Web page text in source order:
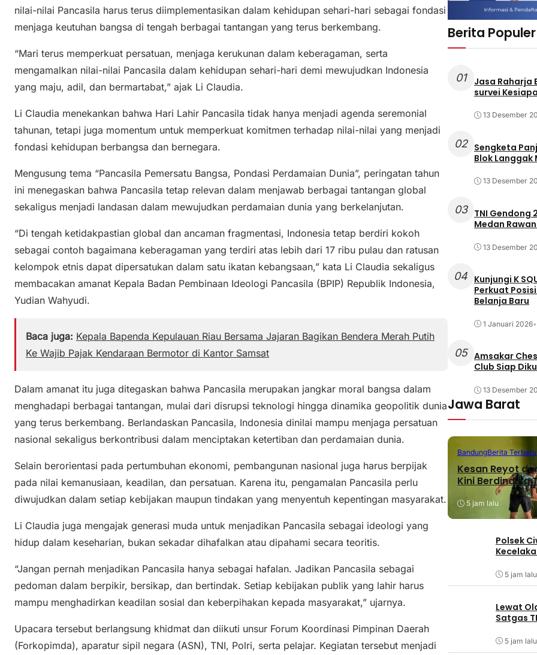
nilai-nilai Pancasila harus terus diimplementasikan dalam kehidupan sehari-hari sebagai fondasi
menjaga keutuhan bangsa di tengah berbagai tantangan yang terus berkembang.
“Mari terus memperkuat persatuan, menjaga kerukunan dalam keberagaman, serta
mengamalkan nilai-nilai Pancasila dalam kehidupan sehari-hari demi mewujudkan Indonesia
yang maju, adil, dan bermartabat,” ajak Li Claudia.
Li Claudia menekankan bahwa Hari Lahir Pancasila tidak hanya menjadi agenda seremonial
tahunan, tetapi juga momentum untuk memperkuat komitmen terhadap nilai-nilai yang menjadi
fondasi kehidupan berbangsa dan bernegara.
Mengusung tema “Pancasila Pemersatu Bangsa, Pondasi Perdamaian Dunia”, peringatan tahun
ini menegaskan bahwa Pancasila tetap relevan dalam menjawab berbagai tantangan global
sekaligus menjadi landasan dalam mewujudkan perdamaian dunia yang berkelanjutan.
“Di tengah ketidakpastian global dan ancaman fragmentasi, Indonesia tetap berdiri kokoh
sebagai contoh bagaimana keberagaman yang terdiri atas lebih dari 17 ribu pulau dan ratusan
kelompok etnis dapat dipersatukan dalam satu ikatan kebangsaan,” kata Li Claudia sekaligus
membacakan amanat Kepala Badan Pembinaan Ideologi Pancasila (BPIP) Republik Indonesia,
Yudian Wahyudi.
Baca juga: Kepala Bapenda Kepulauan Riau Bersama Jajaran Bagikan Bendera Merah Putih
Ke Wajib Pajak Kendaraan Bermotor di Kantor Samsat
Dalam amanat itu juga ditegaskan bahwa Pancasila merupakan jangkar moral bangsa dalam
menghadapi berbagai tantangan, mulai dari disrupsi teknologi hingga dinamika geopolitik dunia
yang terus berkembang. Berlandaskan Pancasila, Indonesia dinilai mampu menjaga persatuan
nasional sekaligus berkontribusi dalam menciptakan ketertiban dan perdamaian dunia.
Selain berorientasi pada pertumbuhan ekonomi, pembangunan nasional juga harus berpijak
pada nilai kemanusiaan, keadilan, dan persatuan. Karena itu, pengamalan Pancasila perlu
diwujudkan dalam setiap kebijakan maupun tindakan yang menyentuh kepentingan masyarakat.
Li Claudia juga mengajak generasi muda untuk menjadikan Pancasila sebagai ideologi yang
hidup dalam keseharian, bukan sekadar dihafalkan atau dipahami secara teoritis.
“Jangan pernah menjadikan Pancasila hanya sebagai hafalan. Jadikan Pancasila sebagai
pedoman dalam berpikir, bersikap, dan bertindak. Setiap kebijakan publik yang lahir harus
mampu menghadirkan keadilan sosial dan keberpihakan kepada masyarakat,” ujarnya.
Upacara tersebut berlangsung khidmat dan diikuti unsur Forum Koordinasi Pimpinan Daerah
(Forkopimda), aparatur sipil negara (ASN), TNI, Polri, serta pelajar. Kegiatan tersebut menjadi
Berita Populer
01
Jasa Raharja
survei
13 Desember
02
Sengketa
Blok Langgak
13 Desember
03
TNI Gendong
Medan
13 Desember
04 Kunjungi K
Perkuat
Belanja Baru
1 Januari 2026•
05 Amsakar
Club Siap
13 Desember
Jawa Barat
BandungBerita Terbaru
Kesan Reyot
Kini Berdinding
5 jam lalu
Polsek
5 jam lalu
Lewat
Satgas
5 jam lalu